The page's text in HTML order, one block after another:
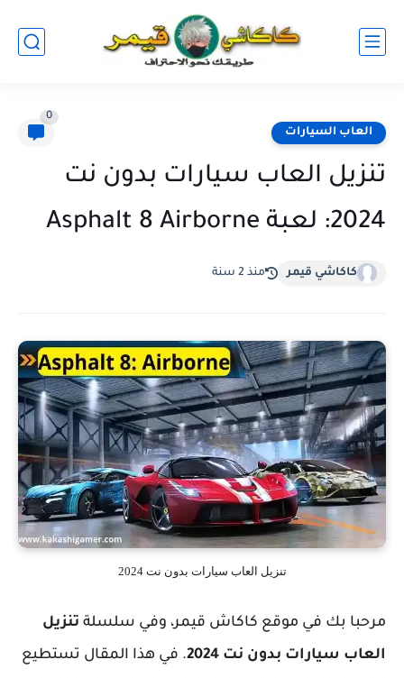
العاب السيارات
0
تنزيل العاب سيارات بدون نت
2024: لعبة Asphalt 8 Airborne
كاكاشي قيمر منذ 2 سنة
تنزيل العاب سيارات بدون نت 2024
مرحبا بك في موقع كاكاش قيمر، وفي سلسلة تنزيل
العاب سيارات بدون نت 2024
. في هذا المقال تستطيع